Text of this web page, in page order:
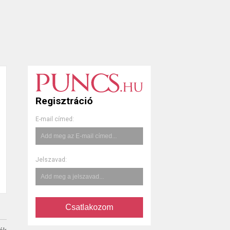
Regisztráció
E-mail címed:
Jelszavad:
Csatlakozom